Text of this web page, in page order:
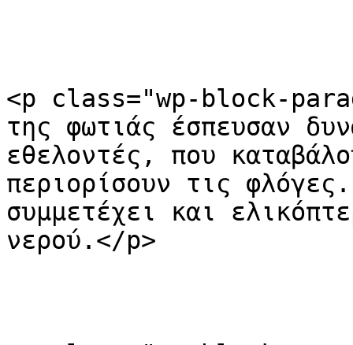
<p class="wp-block-
της φωτιάς έσπευσαν
εθελοντές, που
περιορίσουν τις
συμμετέχει και
νερού.</p>